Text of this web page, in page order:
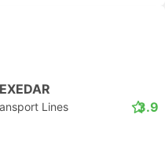
Lines 3.9